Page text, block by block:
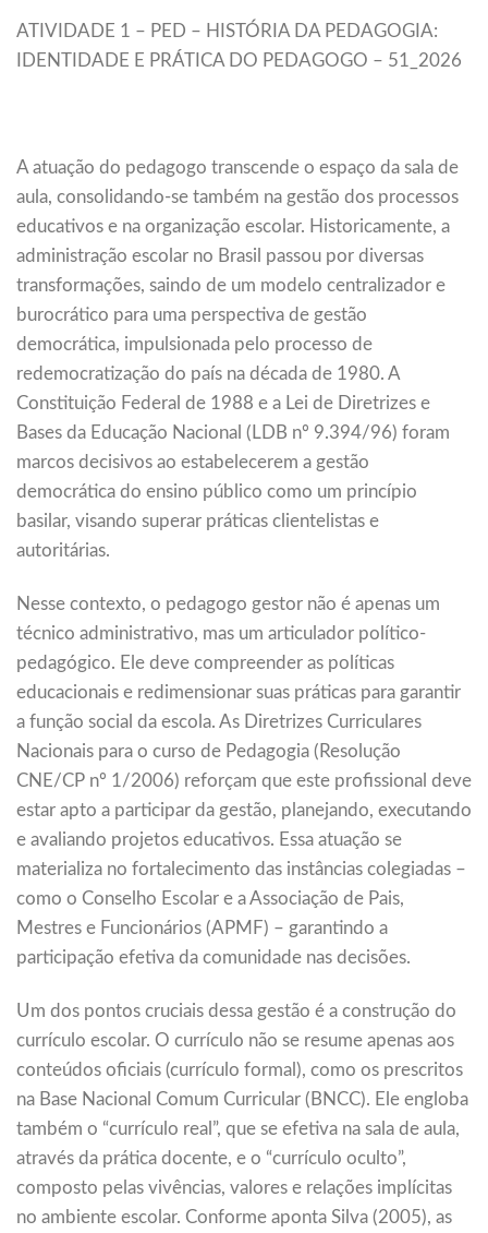
ATIVIDADE 1 – PED – HISTÓRIA DA PEDAGOGIA:
IDENTIDADE E PRÁTICA DO PEDAGOGO – 51_2026
A atuação do pedagogo transcende o espaço da sala de
aula, consolidando-se também na gestão dos processos
educativos e na organização escolar. Historicamente, a
administração escolar no Brasil passou por diversas
transformações, saindo de um modelo centralizador e
burocrático para uma perspectiva de gestão
democrática, impulsionada pelo processo de
redemocratização do país na década de 1980. A
Constituição Federal de 1988 e a Lei de Diretrizes e
Bases da Educação Nacional (LDB nº 9.394/96) foram
marcos decisivos ao estabelecerem a gestão
democrática do ensino público como um princípio
basilar, visando superar práticas clientelistas e
autoritárias.
Nesse contexto, o pedagogo gestor não é apenas um
técnico administrativo, mas um articulador político-
pedagógico. Ele deve compreender as políticas
educacionais e redimensionar suas práticas para garantir
a função social da escola. As Diretrizes Curriculares
Nacionais para o curso de Pedagogia (Resolução
CNE/CP nº 1/2006) reforçam que este profissional deve
estar apto a participar da gestão, planejando, executando
e avaliando projetos educativos. Essa atuação se
materializa no fortalecimento das instâncias colegiadas –
como o Conselho Escolar e a Associação de Pais,
Mestres e Funcionários (APMF) – garantindo a
participação efetiva da comunidade nas decisões.
Um dos pontos cruciais dessa gestão é a construção do
currículo escolar. O currículo não se resume apenas aos
conteúdos oficiais (currículo formal), como os prescritos
na Base Nacional Comum Curricular (BNCC). Ele engloba
também o “currículo real”, que se efetiva na sala de aula,
através da prática docente, e o “currículo oculto”,
composto pelas vivências, valores e relações implícitas
no ambiente escolar. Conforme aponta Silva (2005), as